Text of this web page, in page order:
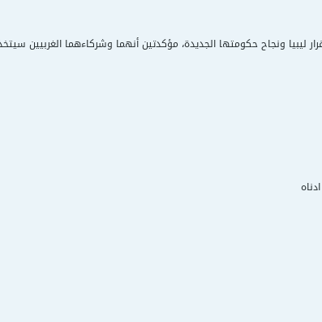
ليبيا ونجاح حكومتها الجديدة، مؤكدتين أنهما وشركاءهما الغربيين